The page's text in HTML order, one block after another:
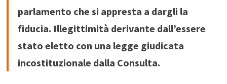
parlamento che si appresta a dargli la
fiducia. Illegittimità derivante dall’essere
stato eletto con una legge giudicata
incostituzionale dalla Consulta.